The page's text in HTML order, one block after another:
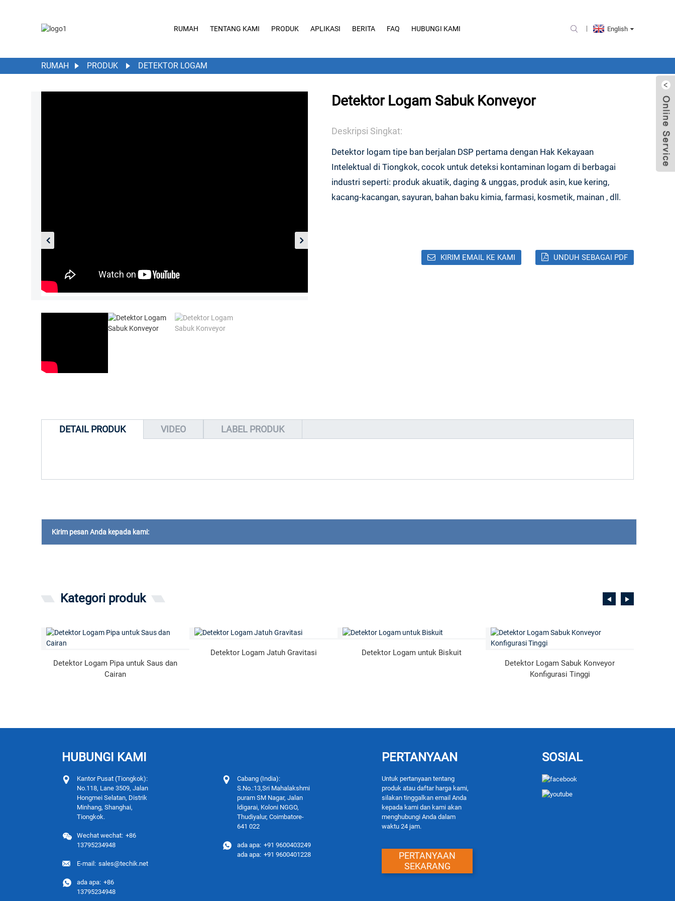
RUMAH TENTANG KAMI PRODUK APLIKASI BERITA FAQ HUBUNGI KAMI English
RUMAH PRODUK DETEKTOR LOGAM
Detektor Logam Sabuk Konveyor
Deskripsi Singkat:
Detektor logam tipe ban berjalan DSP pertama dengan Hak Kekayaan
Intelektual di Tiongkok, cocok untuk deteksi kontaminan logam di berbagai
industri seperti: produk akuatik, daging & unggas, produk asin, kue kering,
kacang-kacangan, sayuran, bahan baku kimia, farmasi, kosmetik, mainan , dll.
KIRIM EMAIL KE KAMI UNDUH SEBAGAI PDF
DETAIL PRODUK VIDEO LABEL PRODUK
Kirim pesan Anda kepada kami:
Kategori produk
Detektor Logam Pipa untuk Saus dan
Cairan
Detektor Logam Jatuh Gravitasi
Detektor Logam untuk Biskuit
Detektor Logam Sabuk Konveyor
Konfigurasi Tinggi
HUBUNGI KAMI
Kantor Pusat (Tiongkok):
No.118, Lane 3509, Jalan
Hongmei Selatan, Distrik
Minhang, Shanghai,
Tiongkok.
Wechat wechat: +86
13795234948
E-mail: sales@techik.net
ada apa: +86
13795234948
Cabang (India):
S.No.:13,Sri Mahalakshmi
puram SM Nagar, Jalan
ldigarai, Koloni NGGO,
Thudiyalur, Coimbatore-
641 022
ada apa: +91 9600403249
ada apa: +91 9600401228
PERTANYAAN
Untuk pertanyaan tentang
produk atau daftar harga kami,
silakan tinggalkan email Anda
kepada kami dan kami akan
menghubungi Anda dalam
waktu 24 jam.
PERTANYAAN
SEKARANG
SOSIAL